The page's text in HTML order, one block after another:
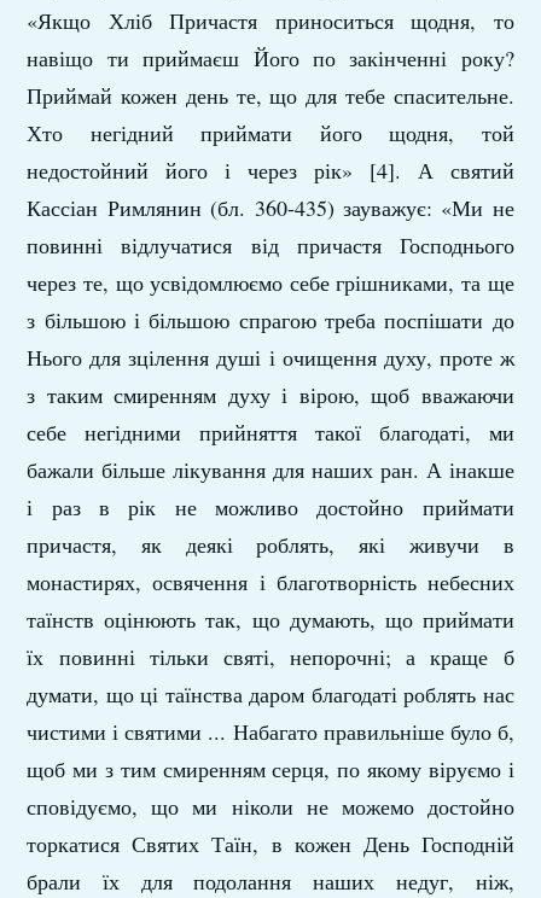
«Якщо Хліб Причастя приноситься щодня, то
навіщо ти приймаєш Його по закінченні року?
Приймай кожен день те, що для тебе спасительне.
Хто негідний приймати його щодня, той
недостойний його і через рік» [4]. А святий
Кассіан Римлянин (бл. 360-435) зауважує: «Ми не
повинні відлучатися від причастя Господнього
через те, що усвідомлюємо себе грішниками, та ще
з більшою і більшою спрагою треба поспішати до
Нього для зцілення душі і очищення духу, проте ж
з таким смиренням духу і вірою, щоб вважаючи
себе негідними прийняття такої благодаті, ми
бажали більше лікування для наших ран. А інакше
і раз в рік не можливо достойно приймати
причастя, як деякі роблять, які живучи в
монастирях, освячення і благотворність небесних
таїнств оцінюють так, що думають, що приймати
їх повинні тільки святі, непорочні; а краще б
думати, що ці таїнства даром благодаті роблять нас
чистими і святими ... Набагато правильніше було б,
щоб ми з тим смиренням серця, по якому віруємо і
сповідуємо, що ми ніколи не можемо достойно
торкатися Святих Таїн, в кожен День Господній
брали їх для подолання наших недуг, ніж,